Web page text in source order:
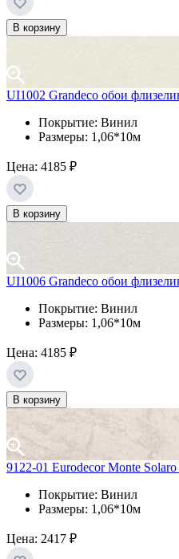
В корзину
UI1002 Grandeco обои
Покрытие: Винил
Размеры: 1,06*10м
Цена: 4185 ₽
В корзину
UI1006 Grandeco обои
Покрытие: Винил
Размеры: 1,06*10м
Цена: 4185 ₽
В корзину
9122-01 Eurodecor Monte
Покрытие: Винил
Размеры: 1,06*10м
Цена: 2417 ₽